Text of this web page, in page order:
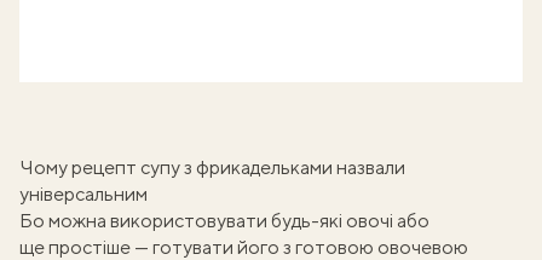
Чому рецепт супу з фрикадельками назвали
універсальним
Бо можна використовувати будь-які овочі або
ще простіше — готувати його з готовою овочевою